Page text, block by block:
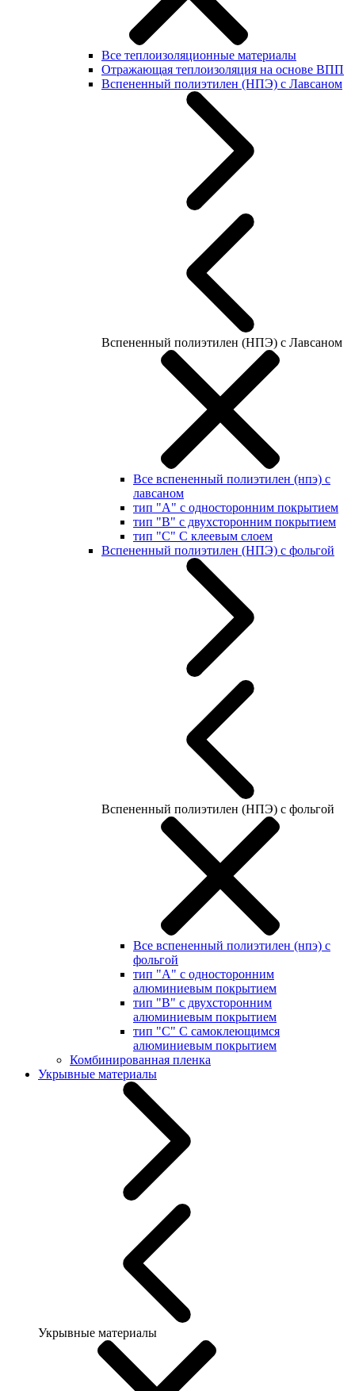
Все теплоизоляционные материалы
Отражающая теплоизоляция на основе ВПП
Вспененный полиэтилен (НПЭ) с Лавсаном
Вспененный полиэтилен (НПЭ) с Лавсаном
Все вспененный полиэтилен (нпэ) с
лавсаном
тип "А" с односторонним покрытием
тип "В" с двухсторонним покрытием
тип "С" С клеевым слоем
Вспененный полиэтилен (НПЭ) с фольгой
Вспененный полиэтилен (НПЭ) с фольгой
Все вспененный полиэтилен (нпэ) с
фольгой
тип "А" с односторонним
алюминиевым покрытием
тип "В" с двухсторонним
алюминиевым покрытием
тип "С" С самоклеющимся
алюминиевым покрытием
Комбинированная пленка
Укрывные материалы
Укрывные материалы